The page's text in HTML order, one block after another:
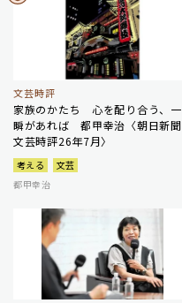
文芸時評
家族のかたち 心を配り合う、一
瞬があれば 都甲幸治〈朝日新聞
文芸時評26年7月〉
考える
文芸
都甲幸治